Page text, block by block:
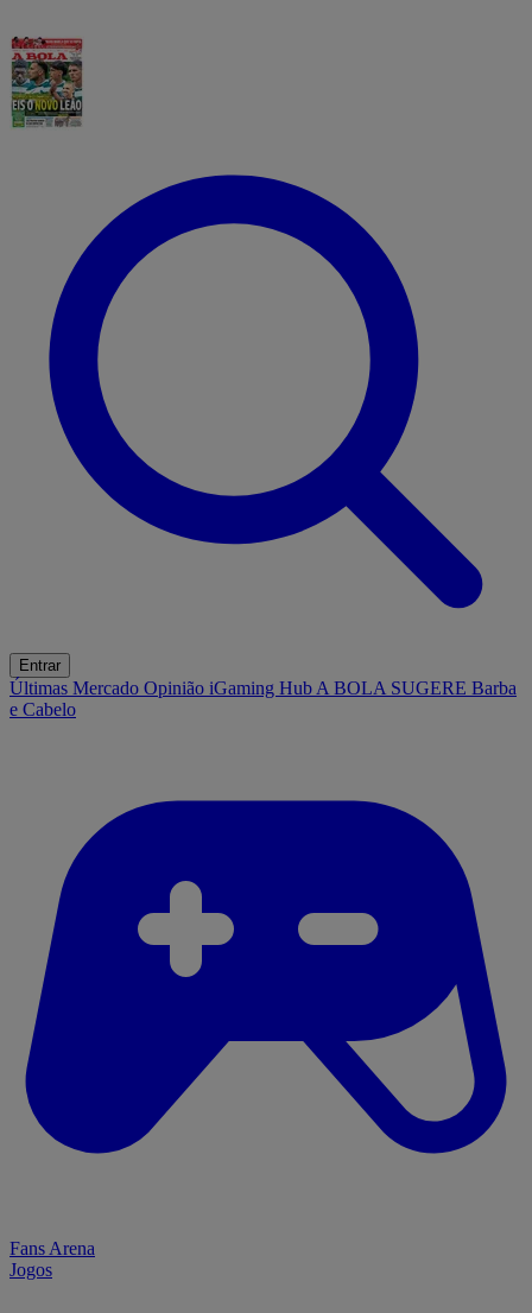
Entrar
Últimas Mercado Opinião iGaming Hub A BOLA SUGERE Barba
e Cabelo
Fans Arena
Jogos